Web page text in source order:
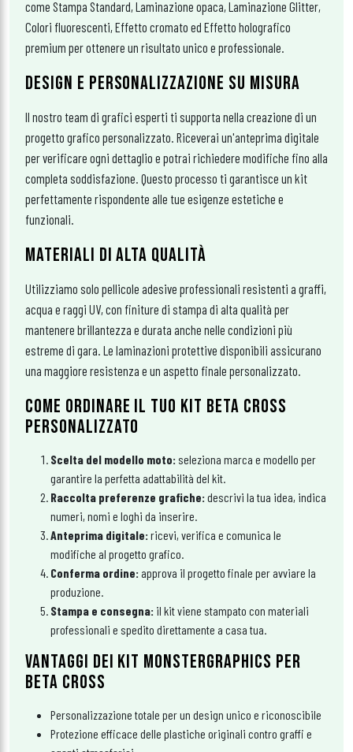
come Stampa Standard, Laminazione opaca, Laminazione Glitter,
Colori fluorescenti, Effetto cromato ed Effetto holografico
premium per ottenere un risultato unico e professionale.
DESIGN E PERSONALIZZAZIONE SU MISURA
Il nostro team di grafici esperti ti supporta nella creazione di un
progetto grafico personalizzato. Riceverai un'anteprima digitale
per verificare ogni dettaglio e potrai richiedere modifiche fino alla
completa soddisfazione. Questo processo ti garantisce un kit
perfettamente rispondente alle tue esigenze estetiche e
funzionali.
MATERIALI DI ALTA QUALITÀ
Utilizziamo solo pellicole adesive professionali resistenti a graffi,
acqua e raggi UV, con finiture di stampa di alta qualità per
mantenere brillantezza e durata anche nelle condizioni più
estreme di gara. Le laminazioni protettive disponibili assicurano
una maggiore resistenza e un aspetto finale personalizzato.
COME ORDINARE IL TUO KIT BETA CROSS
PERSONALIZZATO
Scelta del modello moto: seleziona marca e modello per
garantire la perfetta adattabilità del kit.
Raccolta preferenze grafiche:descrivi la tua idea, indica
numeri, nomi e loghi da inserire.
Anteprima digitale:ricevi, verifica e comunica le
modifiche al progetto grafico.
Conferma ordine:approva il progetto finale per avviare la
produzione.
Stampa e consegna: il kit viene stampato con materiali
professionali e spedito direttamente a casa tua.
VANTAGGI DEI KIT MONSTERGRAPHICS PER
BETA CROSS
Personalizzazione totale per un design unico e riconoscibile
Protezione efficace delle plastiche originali contro graffi e